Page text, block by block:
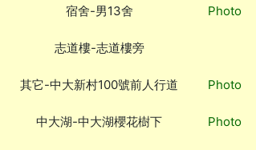
宿舍-男13舍 Photo
志道樓-志道樓旁
其它-中大新村100號前人行道 Photo
中大湖-中大湖櫻花樹下 Photo